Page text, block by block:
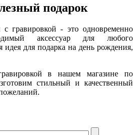
подарок
гравировкой - это одновременно
аксессуар для любого
идея для подарка на день рождения,
в нашем магазине по
стильный и качественный